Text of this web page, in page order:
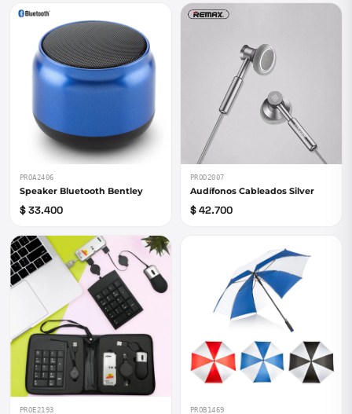
PROA2406
Speaker Bluetooth Bentley
$ 33.400
PROD2007
Audífonos Cableados Silver
$ 42.700
PROE2193 PROB1469